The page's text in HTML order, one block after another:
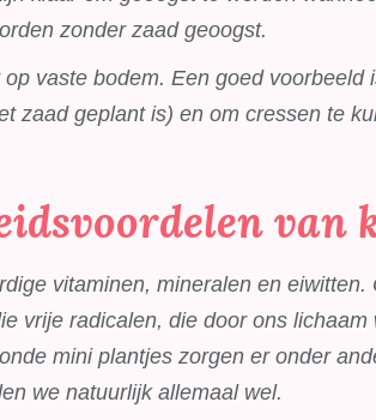
zonder zaad geoogst.
vaste bodem. Een goed voorbeeld
zaad geplant is) en om cressen te
van
vitaminen, mineralen en eiwitten.
vrije radicalen, die door ons lichaam
mini plantjes zorgen er onder
we natuurlijk allemaal wel.